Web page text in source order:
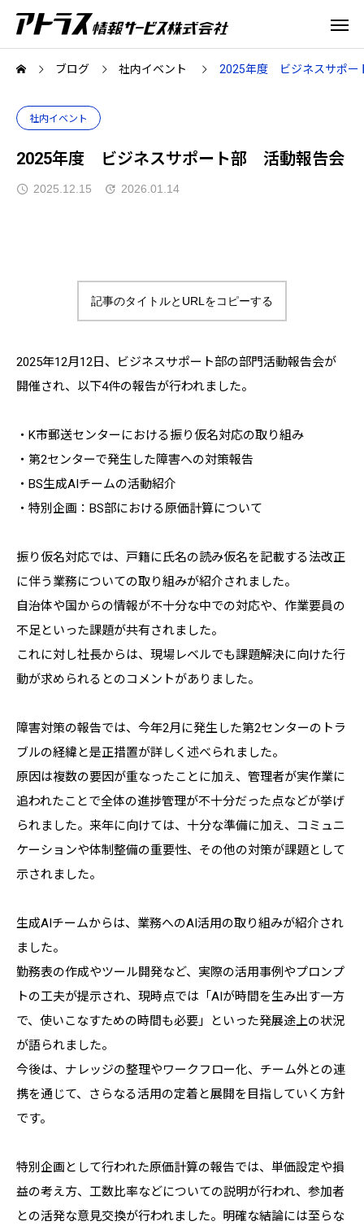
ブログ 社内イベント 2025年度 ビジネスサポ
社内イベント
2025年度 ビジネスサポート部 活動報告会
2025.12.15 2026.01.14
記事のタイトルとURLをコピーする
2025年12月12日、ビジネスサポート部の部門活動報告会が
開催され、以下4件の報告が行われました。
・K市郵送センターにおける振り仮名対応の取り組み
・第2センターで発生した障害への対策報告
・BS生成AIチームの活動紹介
・特別企画：BS部における原価計算について
振り仮名対応では、戸籍に氏名の読み仮名を記載する法改正
に伴う業務についての取り組みが紹介されました。
自治体や国からの情報が不十分な中での対応や、作業要員の
不足といった課題が共有されました。
これに対し社長からは、現場レベルでも課題解決に向けた行
動が求められるとのコメントがありました。
障害対策の報告では、今年2月に発生した第2センターのトラ
ブルの経緯と是正措置が詳しく述べられました。
原因は複数の要因が重なったことに加え、管理者が実作業に
追われたことで全体の進捗管理が不十分だった点などが挙げ
られました。来年に向けては、十分な準備に加え、コミュニ
ケーションや体制整備の重要性、その他の対策が課題として
示されました。
生成AIチームからは、業務へのAI活用の取り組みが紹介され
ました。
勤務表の作成やツール開発など、実際の活用事例やプロンプ
トの工夫が提示され、現時点では「AIが時間を生み出す一方
で、使いこなすための時間も必要」といった発展途上の状況
が語られました。
今後は、ナレッジの整理やワークフロー化、チーム外との連
携を通じて、さらなる活用の定着と展開を目指していく方針
です。
特別企画として行われた原価計算の報告では、単価設定や損
益の考え方、工数比率などについての説明が行われ、参加者
との活発な意見交換が行われました。明確な結論には至らな